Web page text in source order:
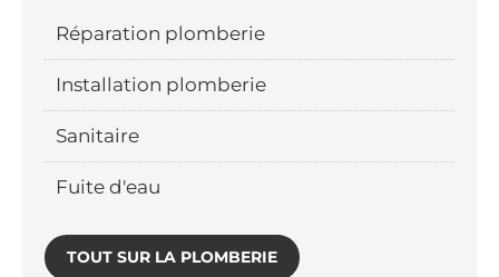
Réparation plomberie
Installation plomberie
Sanitaire
Fuite d'eau
TOUT SUR LA PLOMBERIE